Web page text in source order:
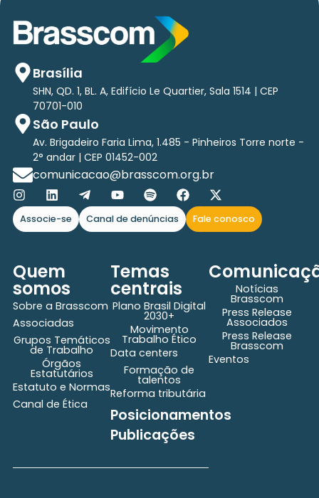
Brasília
SHN, QD. 1, BL. A, Edifício Le Quartier, Sala 1514 | CEP
70701-010
São Paulo
Av. Brigadeiro Faria Lima, 1.485 - Pinheiros Torre norte -
2° andar | CEP 01452-002
comunicacao@brasscom.org.br
Associe-se Canal de denúncias Fale conosco
Quem
somos
Sobre a Brasscom
Associadas
Grupos Temáticos
de Trabalho
Órgãos
Estatutários
Estatuto e Normas
Canal de Ética
Temas
centrais
Plano Brasil Digital
2030+
Movimento
Trabalho Ético
Data centers
Formação de
talentos
Reforma tributária
Posicionamentos
Publicações
Notícias
Brasscom
Press Release
Associados
Press Release
Brasscom
Eventos